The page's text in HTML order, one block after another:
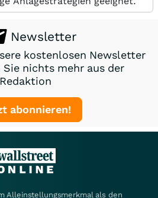
Newsletter
kostenlosen Newsletter
Sie nichts mehr aus der
Redaktion
abonnieren!
Alleinstellungsmerkmal als den